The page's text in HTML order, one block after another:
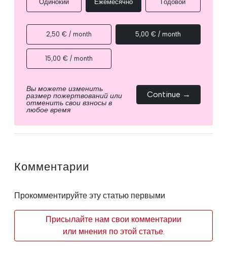
Одинокий Ежемесячно Годовой
2,50 € / month 5,00 € / month
15,00 € / month
Вы можете изменить
размер пожертвований или
отменить свои взносы в
любое время
Continue →
Комментарии
Прокомментируйте эту статью первыми
Присылайте нам свои комментарии
или мнения по этой статье.